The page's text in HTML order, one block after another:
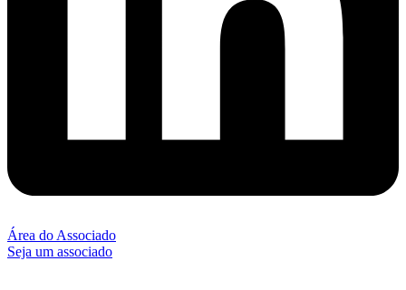
Área do Associado
Seja um associado